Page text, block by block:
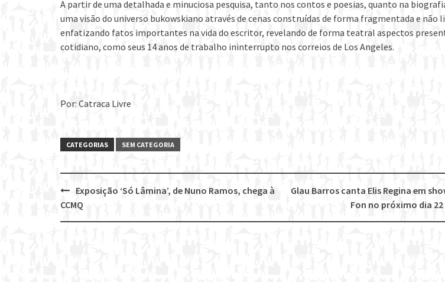
A partir de uma detalhada e minuciosa pesquisa, tanto nos contos e poesias, quanto na
uma visão do universo bukowskiano através de cenas construídas de forma fragmentada e não
enfatizando fatos importantes na vida do escritor, revelando de forma teatral aspectos
cotidiano, como seus 14 anos de trabalho ininterrupto nos correios de Los Angeles.
Por: Catraca Livre
CATEGORIAS SEM CATEGORIA
Post
navigation
Glau Barros canta Elis Regina em
Fon no próximo dia
Exposição ‘Só Lâmina’, de Nuno Ramos, chega à
CCMQ